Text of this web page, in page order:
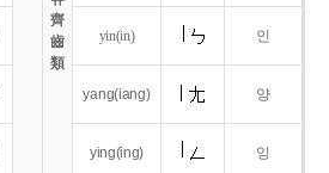
齊
齒
類
yin(in) 인
yang(iang) 양
ying(ing) 잉